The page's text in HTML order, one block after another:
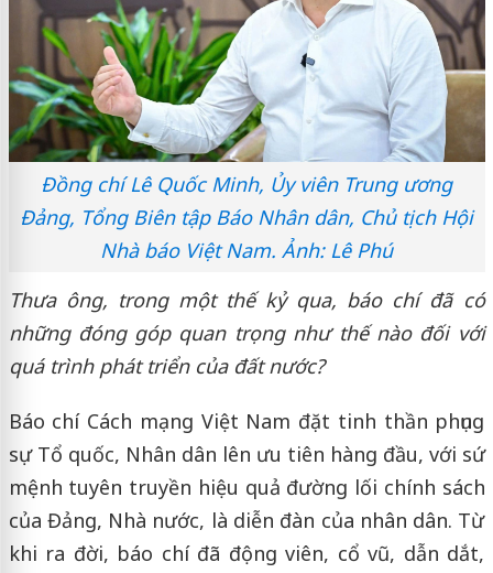
Đồng chí Lê Quốc Minh, Ủy viên Trung ương
Đảng, Tổng Biên tập Báo Nhân dân, Chủ tịch Hội
Nhà báo Việt Nam. Ảnh: Lê Phú
Thưa ông, trong một thế kỷ qua, báo chí đã có
những đóng góp quan trọng như thế nào đối với
quá trình phát triển của đất nước?
Báo chí Cách mạng Việt Nam đặt tinh thần phụng
sự Tổ quốc, Nhân dân lên ưu tiên hàng đầu, với sứ
mệnh tuyên truyền hiệu quả đường lối chính sách
của Đảng, Nhà nước, là diễn đàn của nhân dân. Từ
khi ra đời, báo chí đã động viên, cổ vũ, dẫn dắt,